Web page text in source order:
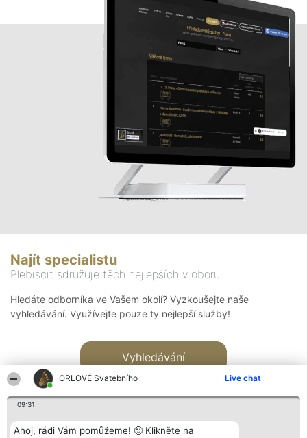
ORLOVÉ Svatebního Live chat
09:31
Ahoj, rádi Vám pomůžeme! 🙂 Klikněte na
Najít specialistu
Plebiscit sdružuje těch nejlepších v oboru
Hledáte odborníka ve Vašem okolí? Vyzkoušejte naše
vyhledávání. Využívejte pouze ty nejlepší služby!
Vyhledávání